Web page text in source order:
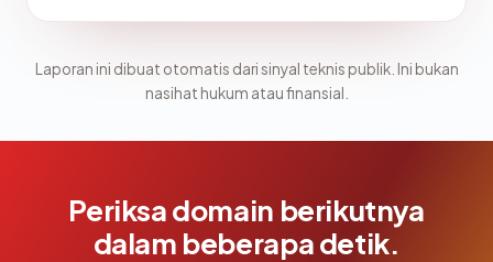
Laporan ini dibuat otomatis dari sinyal teknis publik. Ini bukan
nasihat hukum atau finansial.
Periksa domain berikutnya
dalam beberapa detik.